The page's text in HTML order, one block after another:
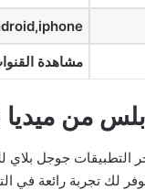
مشاهدة
من ميديا
جوجل بلاي
لك تجربة رائعة في